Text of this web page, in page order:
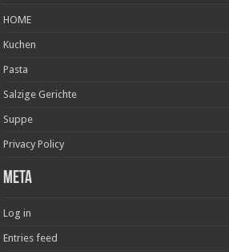
HOME
Kuchen
Pasta
Salzige Gerichte
Suppe
Privacy Policy
Meta
Log in
Entries feed